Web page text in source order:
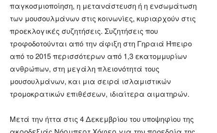
παγκοσμιοποίηση, η μετανάστευση ή η ενσωμάτωση
των μουσουλμάνων στις κοινωνίες, κυριαρχούν στις
προεκλογικές συζητήσεις. Συζητήσεις που
τροφοδοτούνται από την άφιξη στη Γηραιά Ήπειρο
από το 2015 περισσότερων από 1,3 εκατομμυρίων
ανθρώπων, στη μεγάλη πλειονότητά τους
μουσουλμάνων, και μια σειρά ισλαμιστικών
τρομοκρατικών επιθέσεων, ιδιαίτερα αιματηρών.
Μετά την ήττα στις 4 Δεκεμβρίου του υποψηφίου της